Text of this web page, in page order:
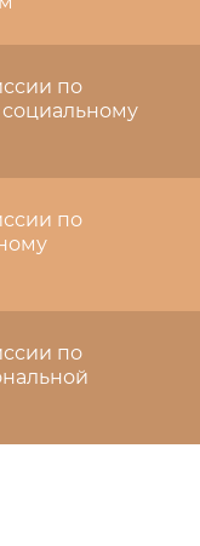
по
социальному
по
по